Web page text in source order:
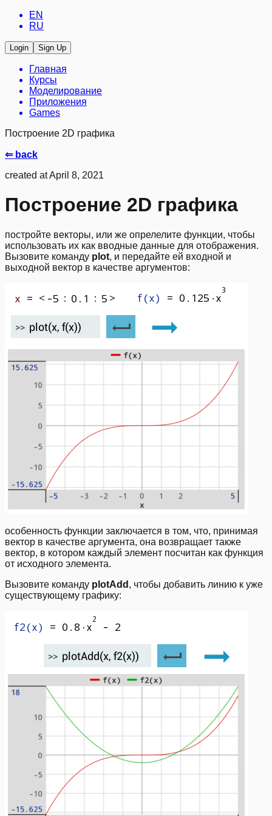
EN
RU
Login Sign Up
Главная
Курсы
Моделирование
Приложения
Games
Построение 2D графика
⇐ back
created at April 8, 2021
Построение 2D графика
постройте векторы, или же опрелелите функции, чтобы
использовать их как вводные данные для отображения.
Вызовите команду plot, и передайте ей входной и
выходной вектор в качестве аргументов:
особенность функции заключается в том, что, принимая
вектор в качестве аргумента, она возвращает также
вектор, в котором каждый элемент посчитан как функция
от исходного элемента.
Вызовите команду plotAdd , чтобы добавить линию к уже
существующему графику: